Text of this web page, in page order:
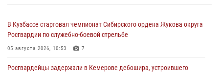
В Кузбассе стартовал чемпионат Сибирского ордена Жукова округа
Росгвардии по служебно-боевой стрельбе
05 августа 2026, 10:53 7
Росгвардейцы задержали в Кемерове дебошира, устроившего